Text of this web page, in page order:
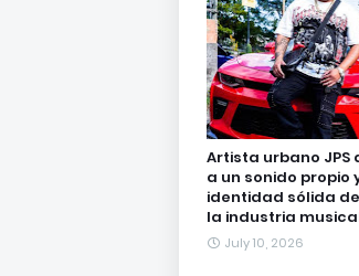
Artista urbano JPS
a un sonido propio
identidad sólida
la industria
July 10, 2026